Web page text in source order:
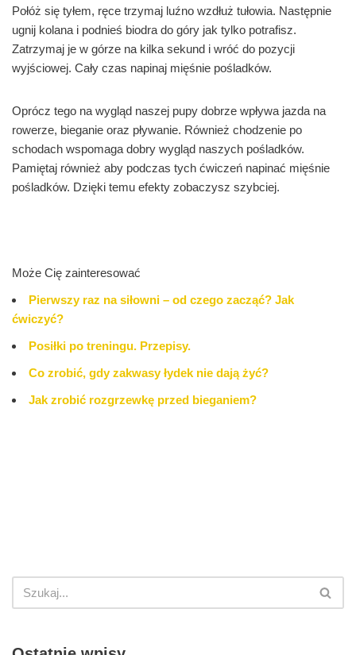
Połóż się tyłem, ręce trzymaj luźno wzdłuż tułowia. Następnie
ugnij kolana i podnieś biodra do góry jak tylko potrafisz.
Zatrzymaj je w górze na kilka sekund i wróć do pozycji
wyjściowej. Cały czas napinaj mięśnie pośladków.
Oprócz tego na wygląd naszej pupy dobrze wpływa jazda na
rowerze, bieganie oraz pływanie. Również chodzenie po
schodach wspomaga dobry wygląd naszych pośladków.
Pamiętaj również aby podczas tych ćwiczeń napinać mięśnie
pośladków. Dzięki temu efekty zobaczysz szybciej.
Może Cię zainteresować
Pierwszy raz na siłowni – od czego zacząć? Jak
ćwiczyć?
Posiłki po treningu. Przepisy.
Co zrobić, gdy zakwasy łydek nie dają żyć?
Jak zrobić rozgrzewkę przed bieganiem?